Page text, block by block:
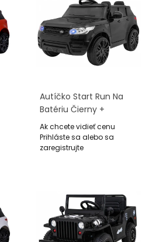
Autíčko Start Run Na
Batériu Čierny +
Ovládač +
Bezpečnostné Funkcie
+ MP3 LED
Ak chcete vidieť cenu
Prihláste sa alebo sa
zaregistrujte